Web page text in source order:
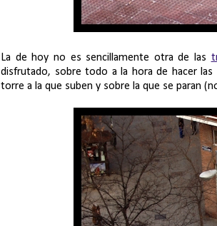
La de hoy no es sencillamente otra de las
disfrutado, sobre todo a la hora de hacer
torre a la que suben y sobre la que se paran